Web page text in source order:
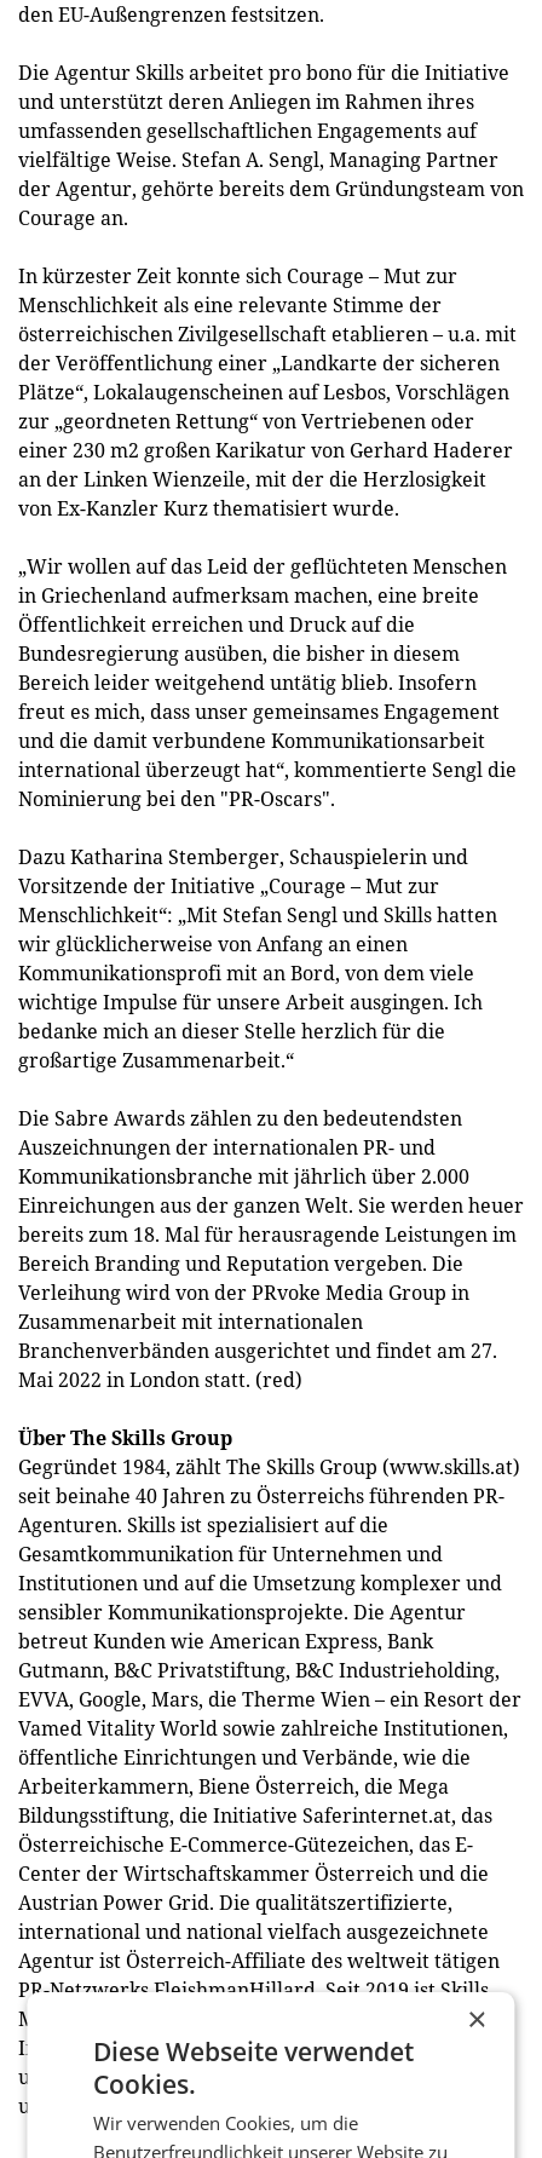
den EU-Außengrenzen festsitzen.
Die Agentur Skills arbeitet pro bono für die Initiative
und unterstützt deren Anliegen im Rahmen ihres
umfassenden gesellschaftlichen Engagements auf
vielfältige Weise. Stefan A. Sengl, Managing Partner
der Agentur, gehörte bereits dem Gründungsteam von
Courage an.
In kürzester Zeit konnte sich Courage – Mut zur
Menschlichkeit als eine relevante Stimme der
österreichischen Zivilgesellschaft etablieren – u.a. mit
der Veröffentlichung einer „Landkarte der sicheren
Plätze“, Lokalaugenscheinen auf Lesbos, Vorschlägen
zur „geordneten Rettung“ von Vertriebenen oder
einer 230 m2 großen Karikatur von Gerhard Haderer
an der Linken Wienzeile, mit der die Herzlosigkeit
von Ex-Kanzler Kurz thematisiert wurde.
„Wir wollen auf das Leid der geflüchteten Menschen
in Griechenland aufmerksam machen, eine breite
Öffentlichkeit erreichen und Druck auf die
Bundesregierung ausüben, die bisher in diesem
Bereich leider weitgehend untätig blieb. Insofern
freut es mich, dass unser gemeinsames Engagement
und die damit verbundene Kommunikationsarbeit
international überzeugt hat“, kommentierte Sengl die
Nominierung bei den "PR-Oscars".
Dazu Katharina Stemberger, Schauspielerin und
Vorsitzende der Initiative „Courage – Mut zur
Menschlichkeit“: „Mit Stefan Sengl und Skills hatten
wir glücklicherweise von Anfang an einen
Kommunikationsprofi mit an Bord, von dem viele
wichtige Impulse für unsere Arbeit ausgingen. Ich
bedanke mich an dieser Stelle herzlich für die
großartige Zusammenarbeit.“
Die Sabre Awards zählen zu den bedeutendsten
Auszeichnungen der internationalen PR- und
Kommunikationsbranche mit jährlich über 2.000
Einreichungen aus der ganzen Welt. Sie werden heuer
bereits zum 18. Mal für herausragende Leistungen im
Bereich Branding und Reputation vergeben. Die
Verleihung wird von der PRvoke Media Group in
Zusammenarbeit mit internationalen
Branchenverbänden ausgerichtet und findet am 27.
Mai 2022 in London statt. (red)
Über The Skills Group
Gegründet 1984, zählt The Skills Group (www.skills.at)
seit beinahe 40 Jahren zu Österreichs führenden PR-
Agenturen. Skills ist spezialisiert auf die
Gesamtkommunikation für Unternehmen und
Institutionen und auf die Umsetzung komplexer und
sensibler Kommunikationsprojekte. Die Agentur
betreut Kunden wie American Express, Bank
Gutmann, B&C Privatstiftung, B&C Industrieholding,
EVVA, Google, Mars, die Therme Wien – ein Resort der
Vamed Vitality World sowie zahlreiche Institutionen,
öffentliche Einrichtungen und Verbände, wie die
Arbeiterkammern, Biene Österreich, die Mega
Bildungsstiftung, die Initiative Saferinternet.at, das
Österreichische E-Commerce-Gütezeichen, das E-
Center der Wirtschaftskammer Österreich und die
Austrian Power Grid. Die qualitätszertifizierte,
international und national vielfach ausgezeichnete
Agentur ist Österreich-Affiliate des weltweit tätigen
PR-Netzwerks FleishmanHillard. Seit 2019 ist Skills
Mehrheitseigentümerin der Wiener Digital- und
Innovationsagentur datenwerk (www.datenwerk.at)
und setzt gemeinsam mit dieser erfolgreich Online-
und Social Media-Projekte um.
×
Diese Webseite verwendet
Cookies.
Wir verwenden Cookies, um die
Benutzerfreundlichkeit unserer Website zu